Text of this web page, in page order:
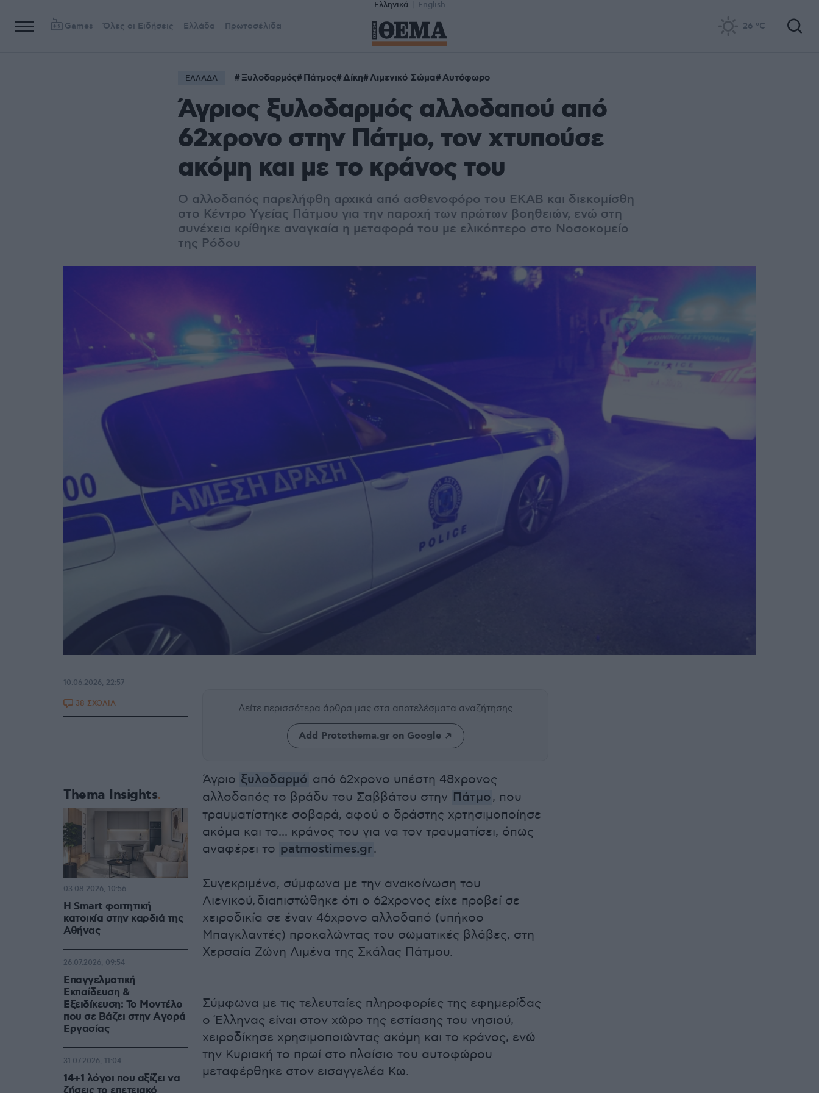
Ελληνικά English
Games Όλες οι Ειδήσεις Ελλάδα Πρωτοσέλιδα 26 °C
ΕΛΛΑΔΑ Ξυλοδαρμός Πάτμος Δίκη Λιμενικό Σώμα Αυτόφωρο
Άγριος ξυλοδαρμός αλλοδαπού από
62χρονο στην Πάτμο, τον χτυπούσε
ακόμη και με το κράνος του
Ο αλλοδαπός παρελήφθη αρχικά από ασθενοφόρο του ΕΚΑΒ και διεκομίσθη
στο Κέντρο Υγείας Πάτμου για την παροχή των πρώτων βοηθειών, ενώ στη
συνέχεια κρίθηκε αναγκαία η μεταφορά του με ελικόπτερο στο Νοσοκομείο
της Ρόδου
Δείτε περισσότερα άρθρα μας στα αποτελέσματα αναζήτησης
Add Protothema.gr on Google
Άγριο ξυλοδαρμό από 62χρονο υπέστη 48χρονος
αλλοδαπός το βράδυ του Σαββάτου στην Πάτμο, που
τραυματίστηκε σοβαρά, αφού ο δράστης χρτησιμοποίησε
ακόμα και το... κράνος του για να τον τραυματίσει, όπως
αναφέρει το patmostimes.gr.
Συγεκριμένα, σύμφωνα με την ανακοίνωση του
Λιενικού, διαπιστώθηκε ότι ο 62χρονος είχε προβεί σε
χειροδικία σε έναν 46χρονο αλλοδαπό (υπήκοο
Μπαγκλαντές) προκαλώντας του σωματικές βλάβες, στη
Χερσαία Ζώνη Λιμένα της Σκάλας Πάτμου.
Σύμφωνα με τις τελευταίες πληροφορίες της εφημερίδας
ο Έλληνας είναι στον χώρο της εστίασης του νησιού,
χειροδίκησε χρησιμοποιώντας ακόμη και το κράνος, ενώ
την Κυριακή το πρωί στο πλαίσιο του αυτοφώρου
μεταφέρθηκε στον εισαγγελέα Κω.
10.06.2026, 22:57
38 ΣΧΟΛΙΑ
Thema Insights
Η Smart φοιτητική
κατοικία στην καρδιά της
Αθήνας
03.08.2026, 10:56
Επαγγελματική
Εκπαίδευση &
Εξειδίκευση: Το Mοντέλο
που σε Bάζει στην Aγορά
Eργασίας
26.07.2026, 09:54
14+1 λόγοι που αξίζει να
31.07.2026, 11:04